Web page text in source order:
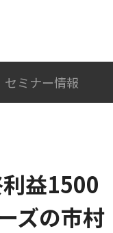
セミナー情報
益1500
ズの市村